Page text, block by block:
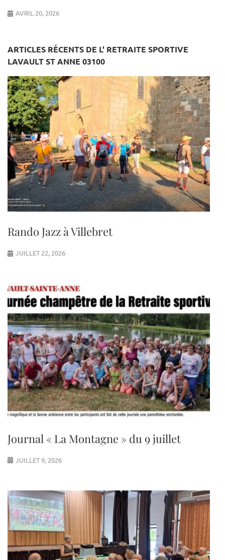
AVRIL 20, 2026
ARTICLES RÉCENTS DE L' RETRAITE SPORTIVE
LAVAULT ST ANNE 03100
Rando Jazz à Villebret
JUILLET 22, 2026
Journal « La Montagne » du 9 juillet
JUILLET 9, 2026